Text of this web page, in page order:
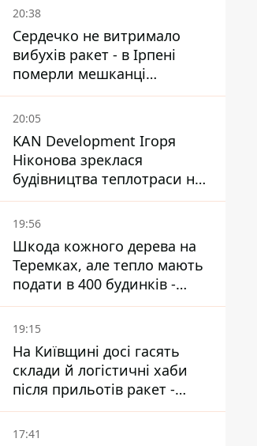
20:38
Сердечко не витримало
вибухів ракет - в Ірпені
померли мешканці
притулку для собак з
інвалідністю
20:05
KAN Development Ігоря
Ніконова зреклася
будівництва теплотраси на
Теремках
19:56
Шкода кожного дерева на
Теремках, але тепло мають
подати в 400 будинків -
депутатка Київради
19:15
На Київщині досі гасять
склади й логістичні хаби
після прильотів ракет -
ДСНС
17:41